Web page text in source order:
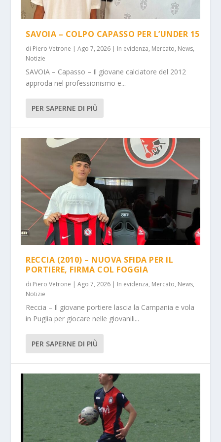
SAVOIA – COLPO CAPASSO PER L’UNDER 15
di Piero Vetrone |Ago 7, 2026 | In evidenza, Mercato, News,
Notizie
SAVOIA – Capasso – Il giovane calciatore del 2012
approda nel professionismo e...
PER SAPERNE DI PIÙ
RECCIA (2010) – NUOVA SFIDA PER IL
PORTIERE, FIRMA COL FOGGIA
di Piero Vetrone |Ago 7, 2026 | In evidenza, Mercato, News,
Notizie
Reccia – Il giovane portiere lascia la Campania e vola
in Puglia per giocare nelle giovanili...
PER SAPERNE DI PIÙ